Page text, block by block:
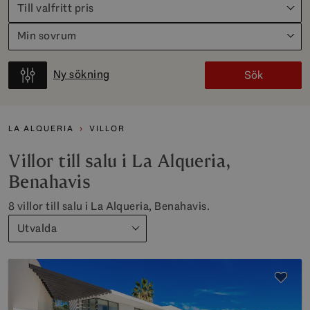
Till valfritt pris
Min sovrum
Ny sökning Sök
LA ALQUERIA VILLOR
Villor till salu i La Alqueria,
Benahavis
8 villor till salu i La Alqueria, Benahavis.
Utvalda